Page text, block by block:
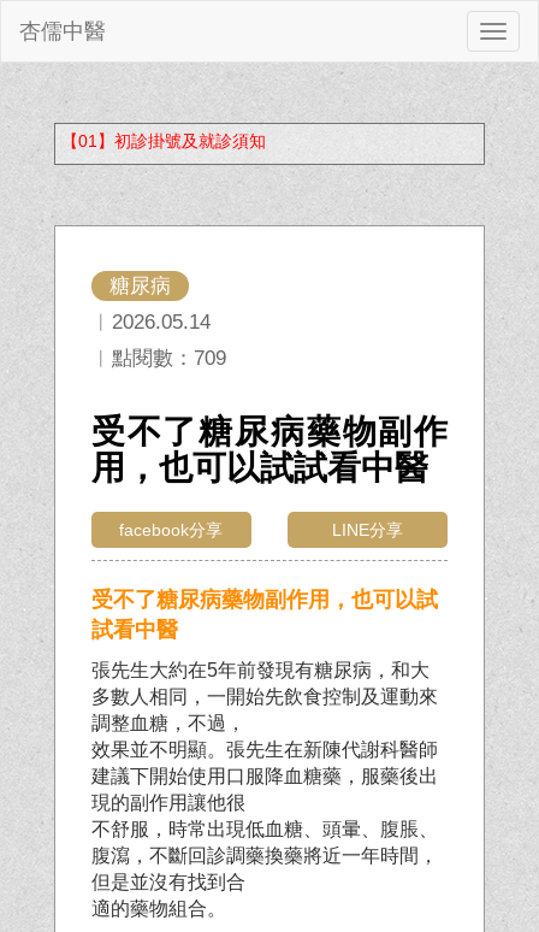
切
換
杏儒中醫
【01】初診掛號及就診須知
糖尿病
︱2026.05.14
︱點閱數：709
受不了糖尿病藥物副作
用，也可以試試看中醫
facebook分享 LINE分享
受不了糖尿病藥物副作用，也可以試
試看中醫
張先生大約在5年前發現有糖尿病，和大
多數人相同，一開始先飲食控制及運動來
調整血糖，不過，
效果並不明顯。張先生在新陳代謝科醫師
建議下開始使用口服降血糖藥，服藥後出
現的副作用讓他很
不舒服，時常出現低血糖、頭暈、腹脹、
腹瀉，不斷回診調藥換藥將近一年時間，
但是並沒有找到合
適的藥物組合。